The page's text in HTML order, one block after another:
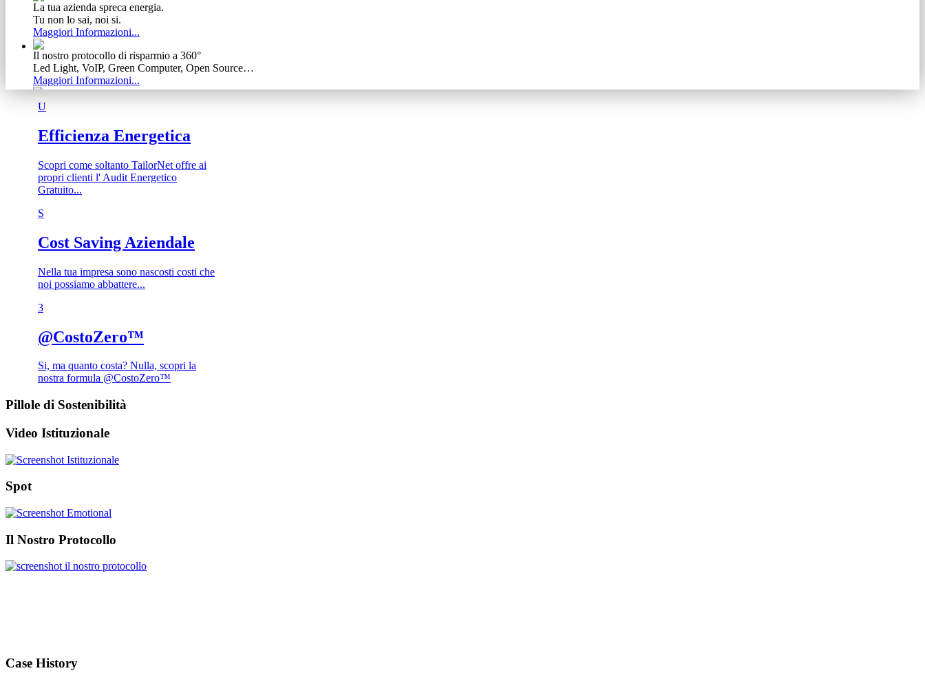
La tua azienda spreca energia.
Tu non lo sai, noi si.
Maggiori Informazioni...
Il nostro protocollo di risparmio a 360°
Led Light, VoIP, Green Computer, Open Source…
Maggiori Informazioni...
Ogni kWh che risparmi equivale a piantare un albero
Maggiori Informazioni...
U
Efficienza Energetica
Scopri come soltanto TailorNet offre ai
propri clienti l' Audit Energetico
Gratuito...
S
Cost Saving Aziendale
Nella tua impresa sono nascosti costi che
noi possiamo abbattere...
3​
@CostoZero™
Si, ma quanto costa? Nulla, scopri la
nostra formula @CostoZero™
Pillole di Sostenibilità
Video Istituzionale
Spot
Il Nostro Protocollo
Case History